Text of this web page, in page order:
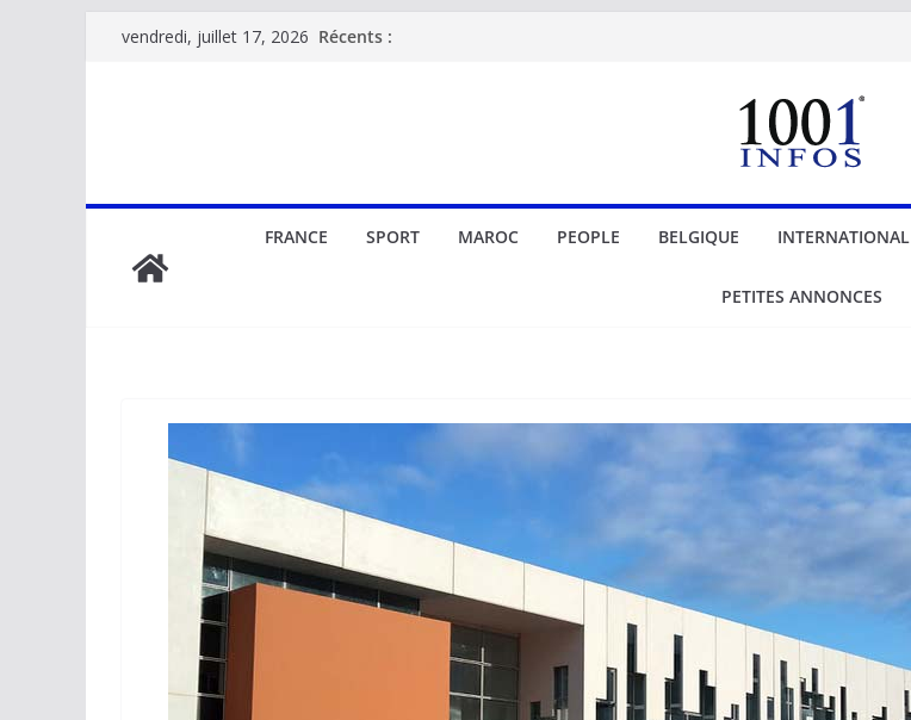
Passervendredi, juillet 17, 2026 Récents :
FRANCE SPORT MAROC PEOPLE BELGIQUE INTERNATIONAL
PETITES ANNONCES